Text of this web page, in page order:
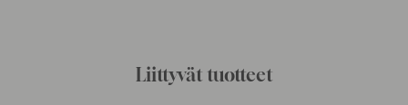
Liittyvät tuotteet